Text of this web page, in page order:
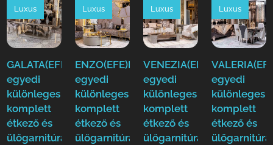
GALATA(EFE)Luxus
egyedi
különleges
komplett
étkező és
ülőgarnitúra
Luxus
ENZO(EFE)Luxus
egyedi
különleges
komplett
étkező és
ülőgarnitúra
Luxus
VENEZIA(EFE)Luxus
egyedi
különleges
komplett
étkező és
ülőgarnitúra
Luxus
egyedi
különleges
komplett
étkező és
ülőgarnitúra
Luxus